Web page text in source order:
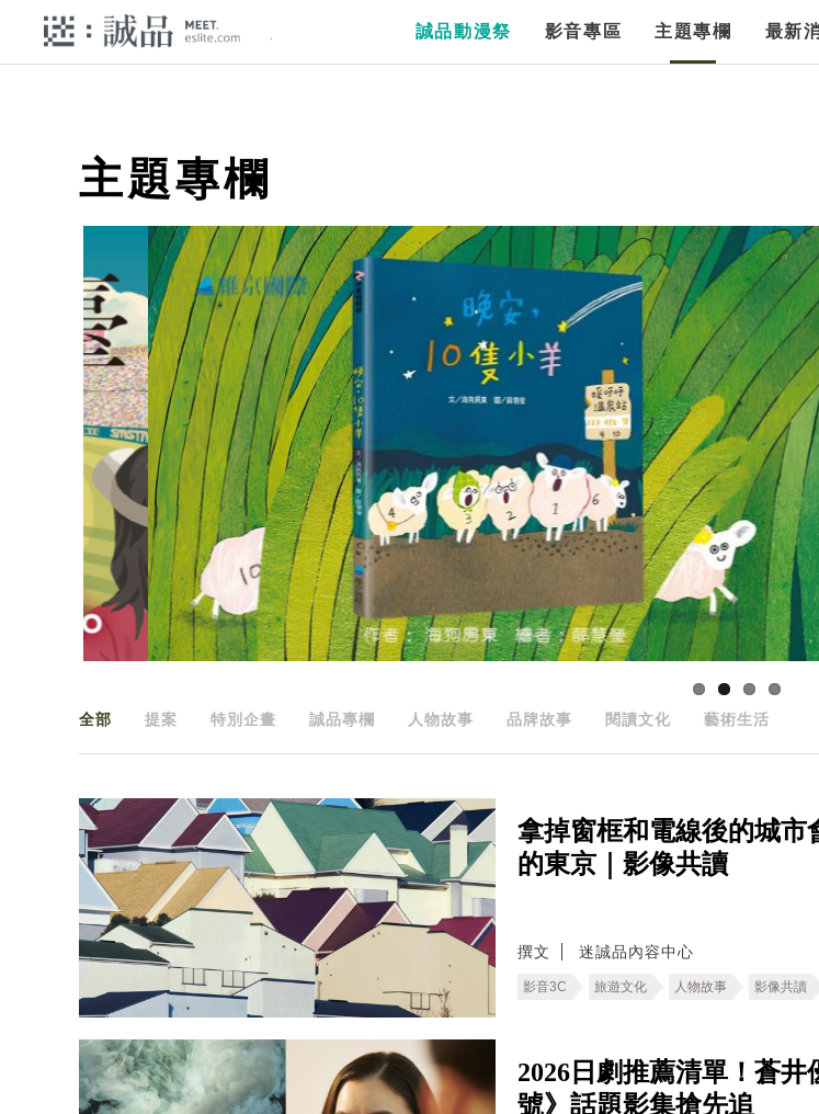
誠品動漫祭 影音專區 主題專欄 最新
主題專欄
全部 提案 特別企畫 誠品專欄 人物故事 品牌故事 閱讀文化 藝術生活
拿掉窗框和電線後的城市
的東京｜影像共讀
撰文 迷誠品內容中心
影音3C 旅遊文化 人物故事 影像共讀
2026日劇推薦清單！蒼
號》話題影集搶先追